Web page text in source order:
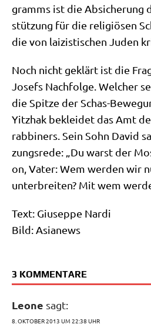
gramms ist die Absi­che­rung
stüt­zung für die reli­giö­sen
die von lai­zi­sti­schen Juden
Noch nicht geklärt ist die
Josefs Nach­fol­ge. Wel­cher
die Spit­ze der Schas-
Yitz­hak beklei­det das Amt
rab­bi­ners. Sein Sohn David
zungs­re­de: „Du warst der
on, Vater: Wem wer­den wir
unter­brei­ten? Mit wem
Text: Giu­sep­pe Nardi
Bild: Asianews
3 KOMMENTARE
Leone sagt:
8. OKTOBER 2013 UM 22:38 UHR